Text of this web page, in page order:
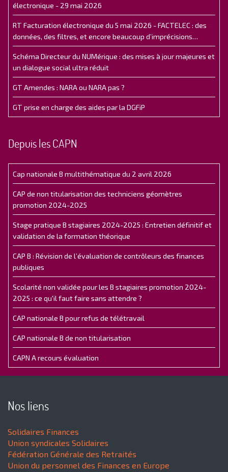
électronique - 29 mai 2026
RT Facturation électronique du 5 mai 2026 - FACTELEC : des
données, des filtres, et encore beaucoup d’imprécisions…
Schéma Directeur du NUMérique : des mises à jour majeures et
un dialogue social ultra réduit
GT Amendes : NARA ou NARA pas ?
GT prise en charge des aides par la DGFiP
Depuis les CAPN
Cap nationale B multithématique du 2 avril 2026
CAP de non titularisation des techniciens géomètres
promotion 2024-2025
Stage pratique B stagiaires 2024-2025 : Entretien définitif et
validation de la formation théorique
CAP B : Révision de l’évaluation de contrôleurs des finances
publiques
Scolarité non validée pour les B stagiaires promotion 2024-
2025 : ce qu'il faut faire sans attendre ?
CAP nationale B pour refus de télétravail
CAP nationale B de non titularisation
CAPN A recours évaluation
Nos liens
Solidaires Finances
Union syndicales Solidaires
Fédération Générale des Retraités
Union du personnel des Finances en Europe